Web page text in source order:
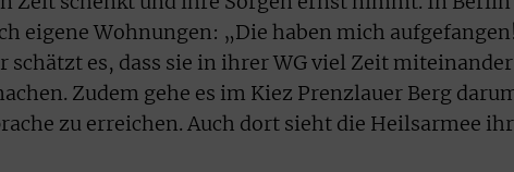
eigene Wohnungen: „Die haben mich
schätzt es, dass sie in ihrer WG viel Zeit miteinander
Zudem gehe es im Kiez Prenzlauer Berg
zu erreichen. Auch dort sieht die Heilsarmee ihr